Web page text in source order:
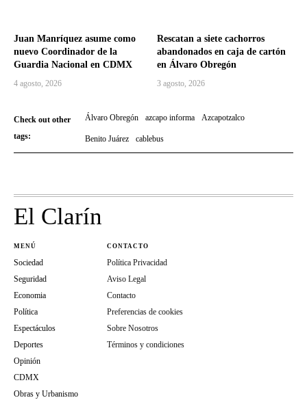
Juan Manríquez asume como
nuevo Coordinador de la
Guardia Nacional en CDMX
4 agosto, 2026
Rescatan a siete cachorros
abandonados en caja de cartón
en Álvaro Obregón
3 agosto, 2026
Check out other
tags:
Álvaro Obregón azcapo informa Azcapotzalco
Benito Juárez cablebus
El Clarín
MENÚ
Sociedad
Seguridad
Economia
Política
Espectáculos
Deportes
Opinión
CDMX
Obras y Urbanismo
CONTACTO
Política Privacidad
Aviso Legal
Contacto
Preferencias de cookies
Sobre Nosotros
Términos y condiciones